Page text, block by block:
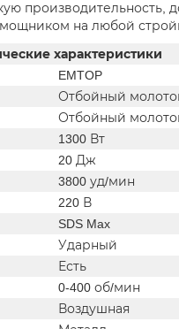
производительность,
на любой
характеристики
EMTOP
Отбойный молоток
Отбойный
1300 Вт
20 Дж
3800 уд/мин
220 В
SDS Max
Ударный
Есть
0-400 об/мин
Воздушная